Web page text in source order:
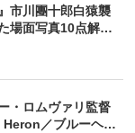
市川團十郎白猿襲
場面写真10点解
・ロムヴァリ監督
／ブルーヘロ